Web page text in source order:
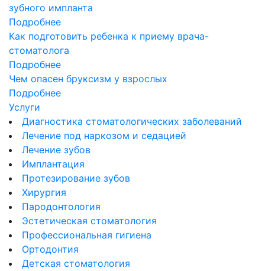
зубного импланта
Подробнее
Как подготовить ребенка к приему врача-
стоматолога
Подробнее
Чем опасен бруксизм у взрослых
Подробнее
Услуги
Диагностика стоматологических заболеваний
Лечение под наркозом и седацией
Лечение зубов
Имплантация
Протезирование зубов
Хирургия
Пародонтология
Эстетическая стоматология
Профессиональная гигиена
Ортодонтия
Детская стоматология